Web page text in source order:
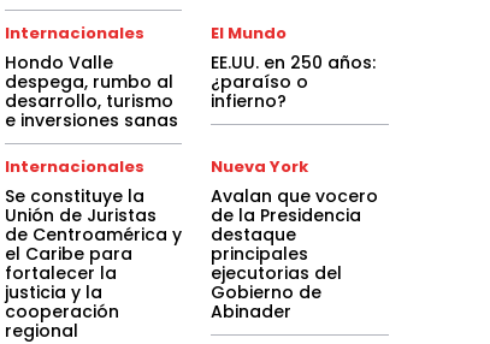
Internacionales
Hondo Valle
despega, rumbo al
desarrollo, turismo
e inversiones sanas
El Mundo
EE.UU. en 250 años:
¿paraíso o
infierno?
Internacionales
Se constituye la
Unión de Juristas
de Centroamérica y
el Caribe para
fortalecer la
justicia y la
cooperación
regional
Nueva York
Avalan que vocero
de la Presidencia
destaque
principales
ejecutorias del
Gobierno de
Abinader